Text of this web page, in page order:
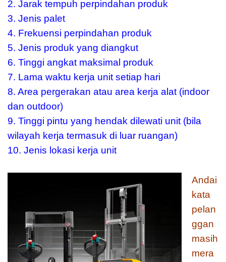
2. Jarak tempuh perpindahan produk
3. Jenis palet
4. Frekuensi perpindahan produk
5. Jenis produk yang diangkut
6. Tinggi angkat maksimal produk
7. Lama waktu kerja unit setiap hari
8. Area pergerakan atau area kerja alat (indoor
dan outdoor)
9. Tinggi pintu yang hendak dilewati unit (bila
wilayah kerja termasuk di luar ruangan)
10. Jenis lokasi kerja unit
Andai
kata
pelan
ggan
masih
mera